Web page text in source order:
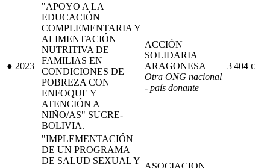
● 2023
"APOYO A LA
EDUCACIÓN
COMPLEMENTARIA Y
ALIMENTACIÓN
NUTRITIVA DE
FAMILIAS EN
CONDICIONES DE
POBREZA CON
ENFOQUE Y
ATENCIÓN A
NIÑO/AS" SUCRE-
BOLIVIA.
ACCIÓN
SOLIDARIA
ARAGONESA
Otra ONG nacional
- país donante
3 404 €
"IMPLEMENTACIÓN
DE UN PROGRAMA
DE SALUD SEXUAL Y
ASOCIACION